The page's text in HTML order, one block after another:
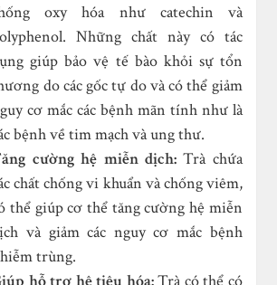
oxy hóa như catechin và
Những chất này có tác
giúp bảo vệ tế bào khỏi sự tổn
do các gốc tự do và có thể giảm
cơ mắc các bệnh mãn tính như là
bệnh về tim mạch và ung thư.
cường hệ miễn dịch:Trà chứa
chất chống vi khuẩn và chống viêm,
thể giúp cơ thể tăng cường hệ miễn
và giảm các nguy cơ mắc bệnh
trùng.